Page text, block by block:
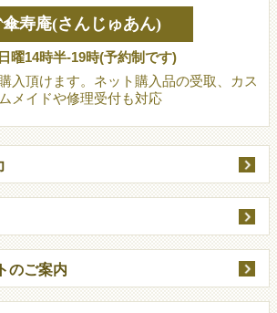
寿庵(さんじゅあん)
曜14時半-19時(予約制です)
入頂けます。ネット購入品の受取、カス
メイドや修理受付も対応
のご案内